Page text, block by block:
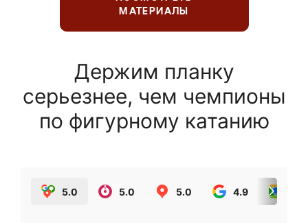
МАТЕРИАЛЫ
Держим планку
серьезнее, чем чемпионы
по фигурному катанию
5.0 5.0 5.0 4.9